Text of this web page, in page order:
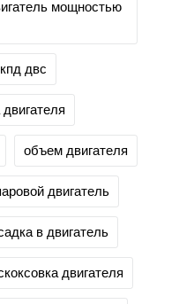
мощностью
кпд двс
объем двигателя
двигатель
в двигатель
двигателя